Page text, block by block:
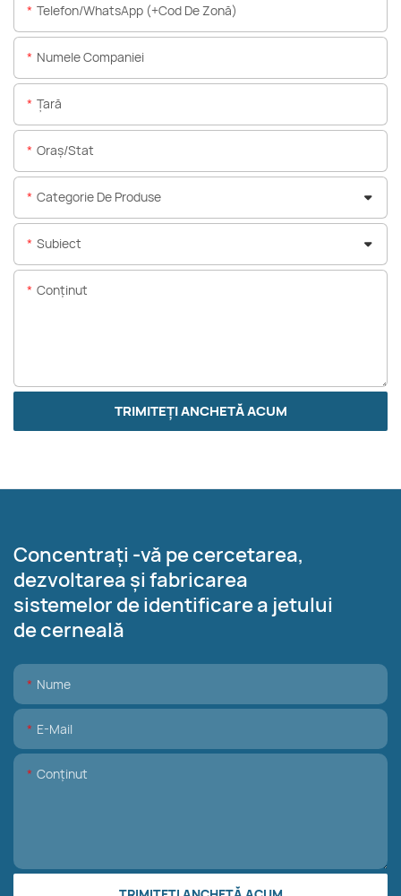
Telefon/WhatsApp (+Cod De Zonă)
Numele Companiei
Ţară
Oraș/stat
Categorie De Produse
Subiect
Conţinut
TRIMITEȚI ANCHETĂ ACUM
Concentrați -vă pe cercetarea,
dezvoltarea și fabricarea
sistemelor de identificare a jetului
de cerneală
Nume
E-Mail
Conţinut